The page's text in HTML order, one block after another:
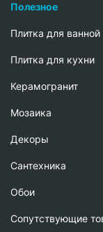
Полезное
Плитка для ванной
Плитка для кухни
Керамогранит
Мозаика
Декоры
Сантехника
Обои
Сопутствующие